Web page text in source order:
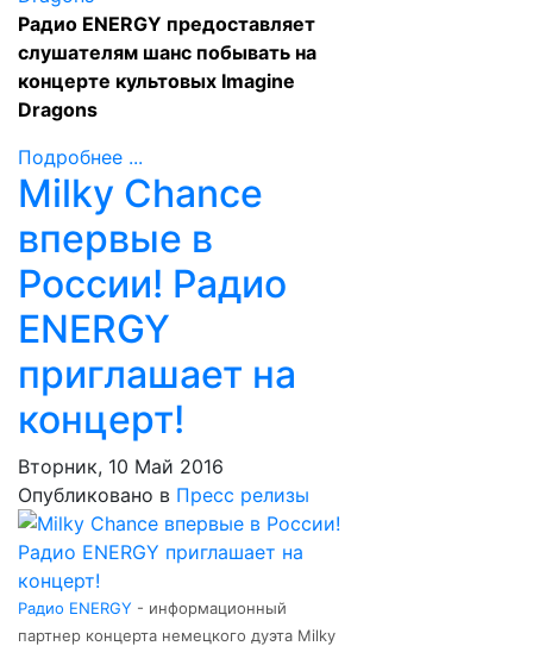
Радио ENERGY предоставляет
слушателям шанс побывать на
концерте культовых Imagine
Dragons
Подробнее ...
Milky Chance
впервые в
России! Радио
ENERGY
приглашает на
концерт!
Вторник, 10 Май 2016
Опубликовано в Пресс релизы
Радио ENERGY - информационный
партнер концерта немецкого дуэта Milky